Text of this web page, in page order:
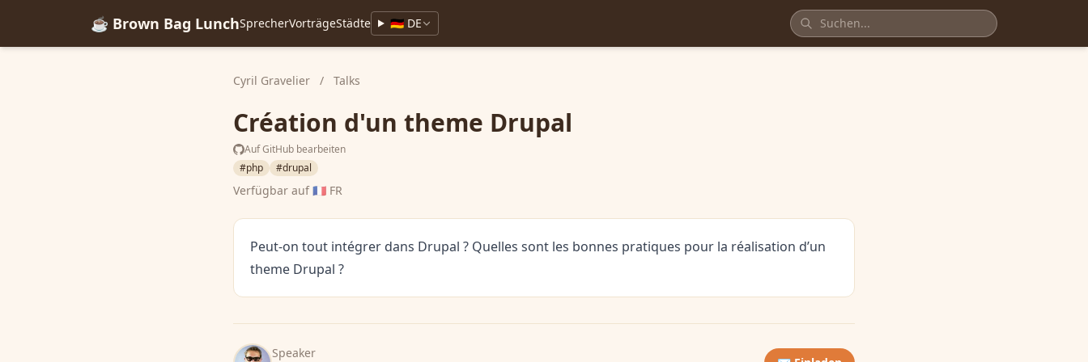
☕ Brown Bag LunchSprecherVorträgeStädte 🇩🇪 DE
Cyril Gravelier / Talks
Création d'un theme Drupal
Auf GitHub bearbeiten
#php
#drupal
Verfügbar auf🇫🇷 FR
Peut-on tout intégrer dans Drupal ? Quelles sont les bonnes pratiques pour la réalisation d’un
theme Drupal ?
Speaker